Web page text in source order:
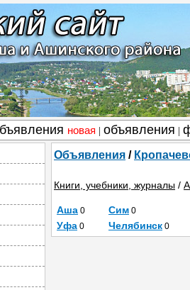
новая объявления
Объявления /
Книги, учебники, журналы /
Аша 0 Сим 0
Уфа 0 Челябинск 0